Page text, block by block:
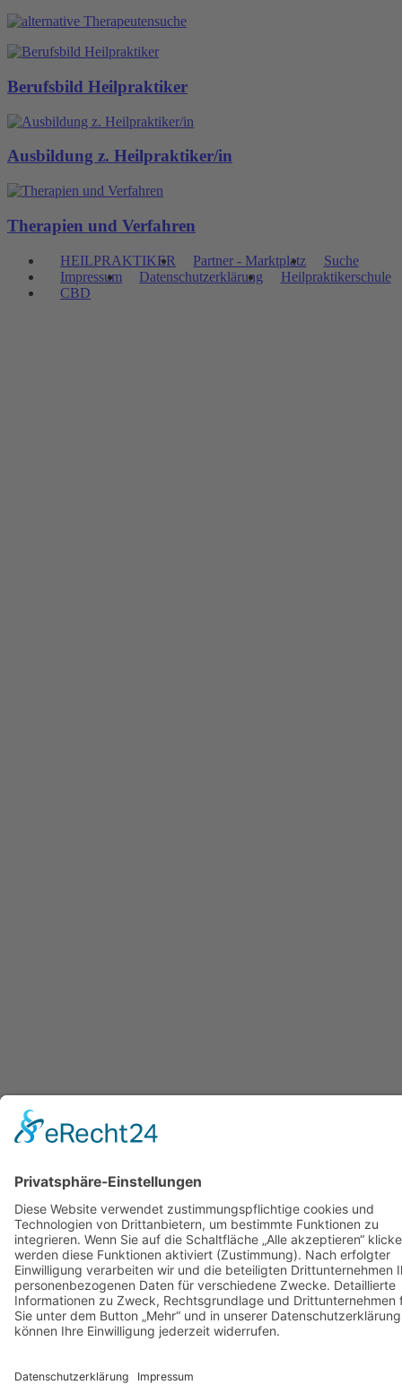
Berufsbild Heilpraktiker
Ausbildung z. Heilpraktiker/in
Therapien und Verfahren
HEILPRAKTIKER Partner - Marktplatz
Suche
Impressum
Datenschutzerklärung
Heilpraktikerschule
CBD